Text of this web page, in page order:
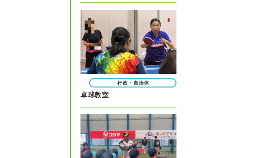
行政・自治体
卓球教室